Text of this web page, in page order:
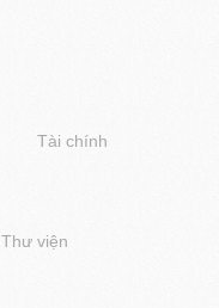
Tài chính
Thư viện